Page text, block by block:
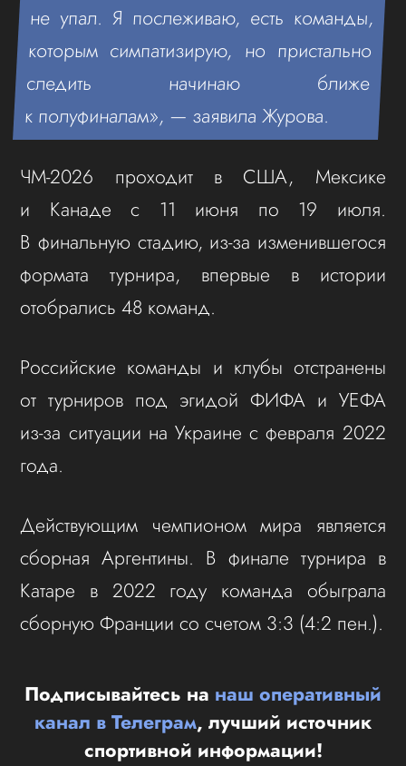
не упал. Я послеживаю, есть команды,
которым симпатизирую, но пристально
следить начинаю ближе
к полуфиналам», — заявила Журова.
ЧМ‑2026 проходит в США, Мексике
и Канаде с 11 июня по 19 июля.
В финальную стадию, из-за изменившегося
формата турнира, впервые в истории
отобрались 48 команд.
Российские команды и клубы отстранены
от турниров под эгидой ФИФА и УЕФА
из‑за ситуации на Украине с февраля 2022
года.
Действующим чемпионом мира является
сборная Аргентины. В финале турнира в
Катаре в 2022 году команда обыграла
сборную Франции со счетом 3:3 (4:2 пен.).
Подписывайтесь на наш оперативный
канал в Телеграм, лучший источник
спортивной информации!